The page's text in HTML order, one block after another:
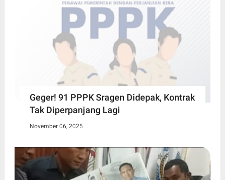
Geger! 91 PPPK Sragen Didepak, Kontrak
Tak Diperpanjang Lagi
November 06, 2025